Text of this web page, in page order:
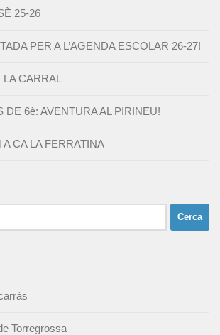
25-26
PER A L’AGENDA ESCOLAR 26-27!
CARRAL
DE 6è: AVENTURA AL PIRINEU!
CA LA FERRATINA
Torregrossa